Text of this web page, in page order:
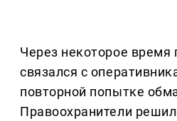
Через некоторое время
связался с
повторной попытке
Правоохранители